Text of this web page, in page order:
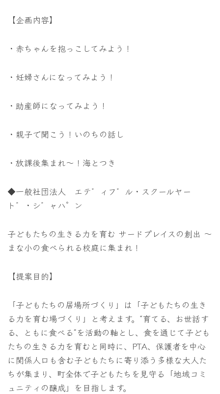
【企画内容】
・赤ちゃんを抱っこしてみよう！
・妊婦さんになってみよう！
・助産師になってみよう！
・親子で聞こう！いのちの話し
・放課後集まれ～！海とつき
◆一般社団法人 エテ゛ィフ゛ル・スクールヤー
ト゛・シ゛ャハ゜ン
子どもたちの生きる力を育む サードプレイスの創出 ～
まな小の食べられる校庭に集まれ！
【提案目的】
「子どもたちの居場所づくり」は「子どもたちの生き
る力を育む場づくり」と考えます。“育てる、お世話す
る、ともに食べる”を活動の軸とし、食を通じて子ども
たちの生きる力を育むと同時に、PTA、保護者を中心
に関係人口も含む子どもたちに寄り添う多様な大人た
ちが集まり、町全体で子どもたちを見守る「地域コミ
ュニティの醸成」を目指します。